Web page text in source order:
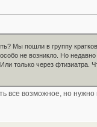
Мы пошли в группу
не возникло. Но
только через фтизиатра.
все возможное, но